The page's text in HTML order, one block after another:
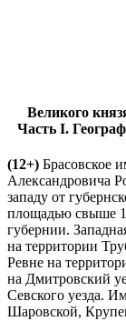
Великого
Часть I.
(12+) Брасовское
Александровича
западу от
площадью свыше
губернии.
на территории
Ревне на
на Дмитровский
Севского уезда.
Шаровской,